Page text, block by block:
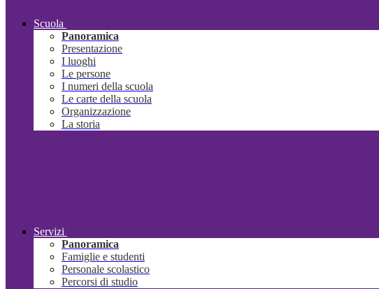
Scuola
Panoramica
Presentazione
I luoghi
Le persone
I numeri della scuola
Le carte della scuola
Organizzazione
La storia
Servizi
Panoramica
Famiglie e studenti
Personale scolastico
Percorsi di studio